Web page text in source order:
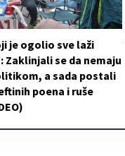
je ogolio sve laži
Zaklinjali se da nemaju
a sada postali
poena i ruše